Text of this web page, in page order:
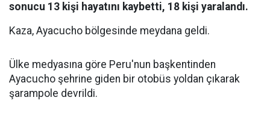
sonucu 13 kişi hayatını kaybetti, 18 kişi yaralandı.
Kaza, Ayacucho bölgesinde meydana geldi.
Ülke medyasına göre Peru'nun başkentinden
Ayacucho şehrine giden bir otobüs yoldan çıkarak
şarampole devrildi.